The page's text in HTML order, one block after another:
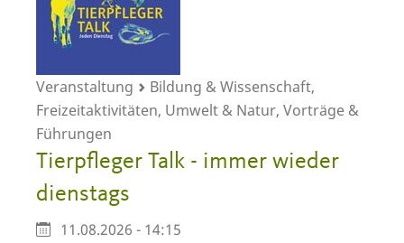
Veranstaltung
Bildung & Wissenschaft,
Freizeitaktivitäten, Umwelt & Natur, Vorträge &
Führungen
Tierpfleger Talk - immer wieder
dienstags
11.08.2026 - 14:15